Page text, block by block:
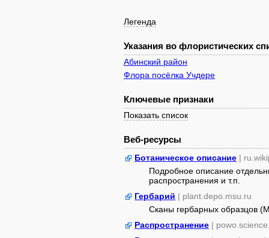
Легенда
Указания во флористических
Абинский район
Флора посёлка Учдере
Ключевые признаки
Показать список
Веб-ресурсы
Ботаническое описание |
Подробное описание
распространения и т.п.
Гербарий | plant.depo.msu.ru
Сканы гербарных образцов
Распространение |